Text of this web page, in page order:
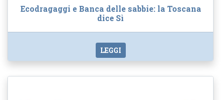
Ecodragaggi e Banca delle sabbie: la Toscana
dice Sì
LEGGI